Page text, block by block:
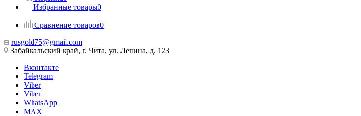
Избранные товары0
Сравнение товаров0
rusgold75@gmail.com
Забайкальский край, г. Чита, ул. Ленина, д. 123
Вконтакте
Telegram
Viber
Viber
WhatsApp
MAX